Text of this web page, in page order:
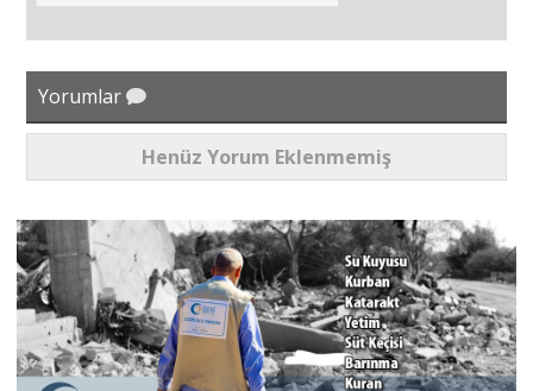
Yorumlar
Henüz Yorum Eklenmemiş